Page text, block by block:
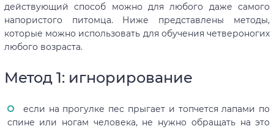
действующий способ можно для любого даже самого
напористого питомца. Ниже представлены методы,
которые можно использовать для обучения четвероногих
любого возраста.
Метод 1: игнорирование
если на прогулке пес прыгает и топчется лапами по
спине или ногам человека, не нужно обращать на это